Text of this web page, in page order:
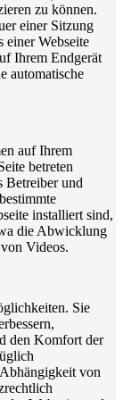
zu können.
einer Sitzung
einer Webseite
Ihrem Endgerät
automatische
auf Ihrem
betreten
Betreiber und
installiert sind,
die Abwicklung
Videos.
Sie
den Komfort der
von